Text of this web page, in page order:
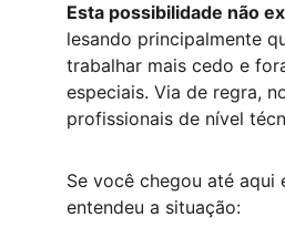
Esta possibilidade não
lesando principalmente
trabalhar mais cedo e
especiais. Via de regra,
profissionais de nível
Se você chegou até aqui
entendeu a situação: